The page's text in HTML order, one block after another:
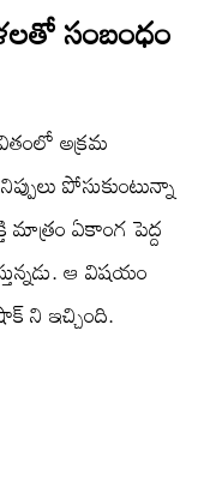
సంబంధం
అక్రమ
పోసుకుంటున్నా
ఏకాంగ పెద్ద
ఆ విషయం
ని ఇచ్చింది.